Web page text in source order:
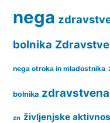
nega
bolnika
nega otroka in mladostnika
bolnika
zn življenjske